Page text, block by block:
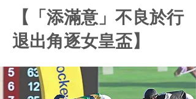
【「添滿意」不良於行
退出角逐女皇盃】